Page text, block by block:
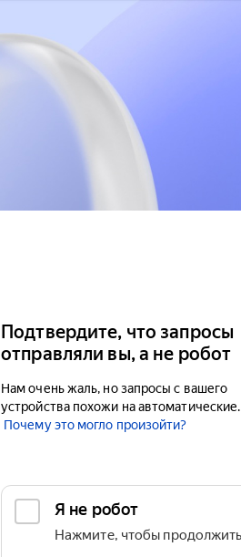
Подтвердите, что запросы
отправляли вы, а не робот
Нам очень жаль, но запросы с вашего
устройства похожи на автоматические.
Почему это могло произойти?